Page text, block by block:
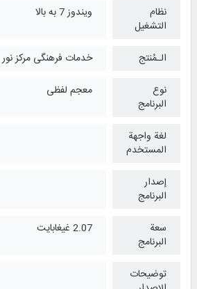
نظام
التشغیل
ویندوز 7 به بالا
الـمُنتج
خدمات فرهنگی مرکز نور
نوع
البرنامج
معجم لفظی
لغة واجهة
المستخدم
إصدار
البرنامج
سعة
البرنامج
2.07 غيغابايت
توضيحات